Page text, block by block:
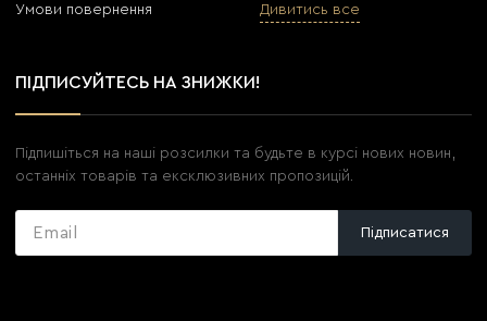
Умови повернення Дивитись все
ПІДПИСУЙТЕСЬ НА ЗНИЖКИ!
Підпишіться на наші розсилки та будьте в курсі нових новин,
останніх товарів та ексклюзивних пропозицій.
Підписатися